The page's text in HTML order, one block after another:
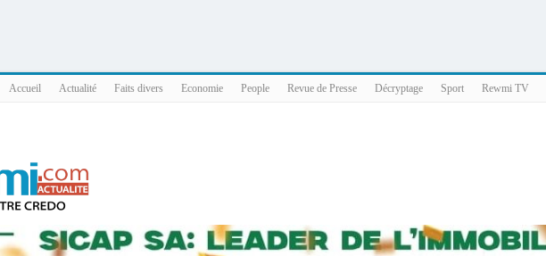
Accueil Actualité Faits divers Economie People Revue de Presse Décryptage Sport Rewmi TV